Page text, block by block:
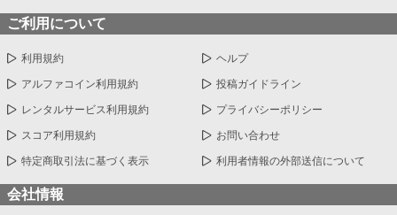
ご利用について
利用規約 ヘルプ
アルファコイン利用規約 投稿ガイドライン
レンタルサービス利用規約 プライバシーポリシー
スコア利用規約 お問い合わせ
特定商取引法に基づく表示 利用者情報の外部送信について
会社情報